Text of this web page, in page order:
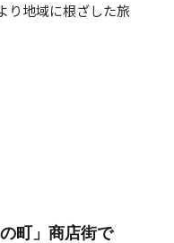
り地域に根ざした旅
町」商店街で